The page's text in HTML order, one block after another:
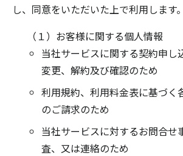
し、同意をいただいた上で利用します。
（１）お客様に関する個人情報
当社サービスに関する契約申し
変更、解約及び確認のため
利用規約、利用料金表に基づく
のご請求のため
当社サービスに対するお問合せ
査、又は連絡のため